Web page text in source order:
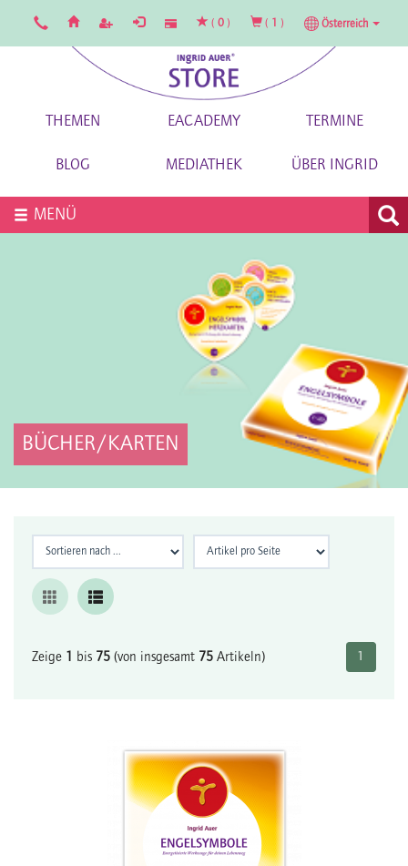
( 0 ) ( 1 ) Österreich
THEMEN EACADEMY TERMINE
BLOG MEDIATHEK ÜBER INGRID
MENÜ
BÜCHER/KARTEN
Zeige 1 bis 75 (von insgesamt 75 Artikeln) 1